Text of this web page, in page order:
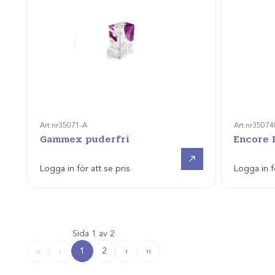
Art.nr35071-A
Gammex puderfri
Logga in för att se pris
Art.nr
Encore
Logga in
Sida 1 av 2
‹‹
‹ 1 2 › ››